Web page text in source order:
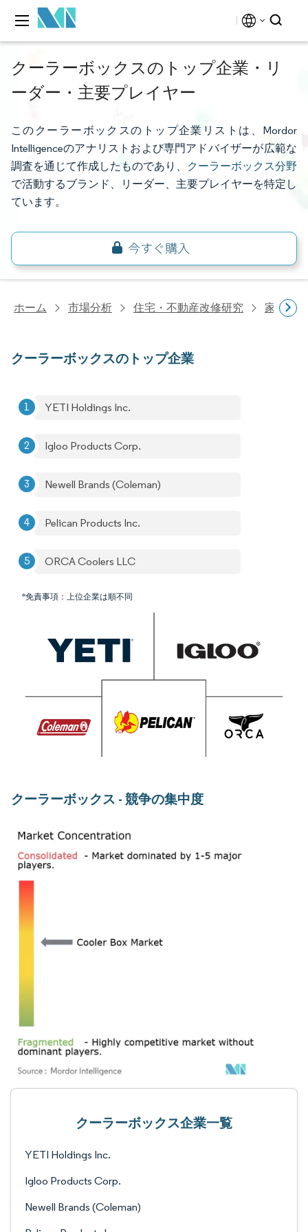
クーラーボックスのトップ企業・リ
ーダー・主要プレイヤー
このクーラーボックスのトップ企業リストは、Mordor
Intelligenceのアナリストおよび専門アドバイザーが広範な
調査を通じて作成したものであり、
クーラーボックス分野
で活動するブランド、リーダー、主要プレイヤーを特定し
ています。
ホーム 市場分析 住宅・不動産改修研究 家電研究
クーラーボックスのトップ企業
YETI Holdings Inc.
Igloo Products Corp.
Newell Brands (Coleman)
Pelican Products Inc.
ORCA Coolers LLC
*免責事項：上位企業は順不同
クーラーボックス - 競争の集中度
クーラーボックス企業一覧
YETI Holdings Inc.
Igloo Products Corp.
Newell Brands (Coleman)